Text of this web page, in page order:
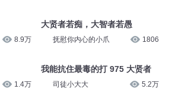
8.9万
1.4万
大贤者若痴，大智者若愚
抚慰你内心的小爪 1806
我能抗住最毒的打 975 大贤者
司徒小大大 5.2万